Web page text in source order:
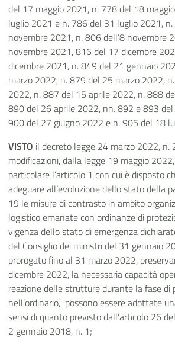
del 17 maggio 2021, n. 778 del 18
luglio 2021 e n. 786 del 31 luglio 2021,
novembre 2021, n. 806 dell’8 novembre
novembre 2021, 816 del 17 dicembre
dicembre 2021, n. 849 del 21 gennaio
marzo 2022, n. 879 del 25 marzo 2022,
2022, n. 887 del 15 aprile 2022, n. 888
890 del 26 aprile 2022, nn. 892 e 893
900 del 27 giugno 2022 e n. 905 del 18
VISTO il decreto legge 24 marzo 2022, n.
modificazioni, dalla legge 19 maggio
particolare l’articolo 1 con cui è disposto
adeguare all’evoluzione dello stato della
19 le misure di contrasto in ambito
logistico emanate con ordinanze di
vigenza dello stato di emergenza
del Consiglio dei ministri del 31 gennaio
prorogato fino al 31 marzo 2022,
dicembre 2022, la necessaria capacità
reazione delle strutture durante la fase di
nell’ordinario, possono essere adottate
sensi di quanto previsto dall’articolo 26
2 gennaio 2018, n. 1;